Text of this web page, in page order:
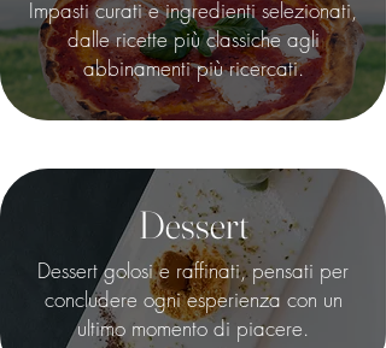
Impasti curati e ingredienti selezionati,
dalle ricette più classiche agli
abbinamenti più ricercati.
Dessert
Dessert golosi e raffinati, pensati per
concludere ogni esperienza con un
ultimo momento di piacere.